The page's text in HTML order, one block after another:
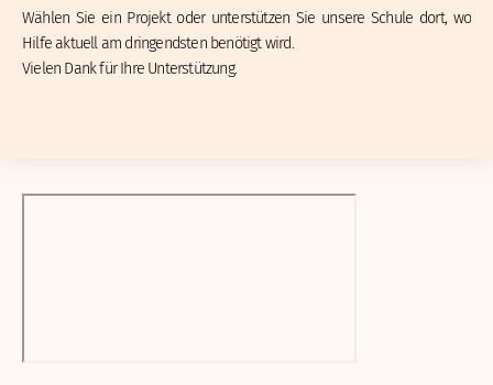
Wählen Sie ein Projekt oder unterstützen Sie unsere Schule dort, wo
Hilfe aktuell am dringendsten benötigt wird.
Vielen Dank für Ihre Unterstützung.